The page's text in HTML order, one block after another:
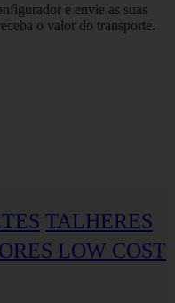
e envie as suas
o valor do transporte.
TALHERES
LOW COST